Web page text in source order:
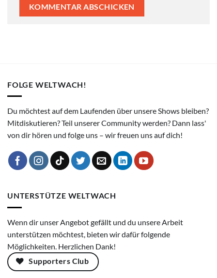
FOLGE WELTWACH!
Du möchtest auf dem Laufenden über unsere Shows bleiben?
Mitdiskutieren? Teil unserer Community werden? Dann lass'
von dir hören und folge uns – wir freuen uns auf dich!
UNTERSTÜTZE WELTWACH
Wenn dir unser Angebot gefällt und du unsere Arbeit
unterstützen möchtest, bieten wir dafür folgende
Möglichkeiten. Herzlichen Dank!
Supporters Club